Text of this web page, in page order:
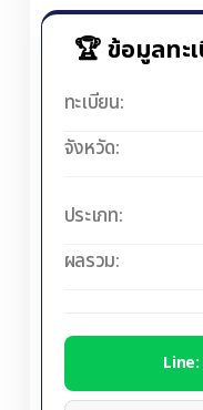
🏆 ข้อมูลทะ
ทะเบียน:
จังหวัด:
ประเภท:
ผลรวม: